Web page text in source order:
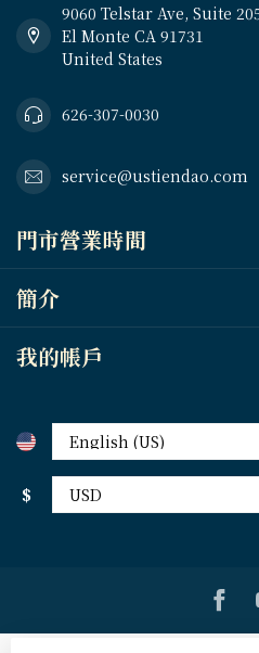
9060 Telstar Ave, Suite
El Monte CA 91731
United States
626-307-0030
service@ustiendao.com
門市營業時間
簡介
我的帳戶
$